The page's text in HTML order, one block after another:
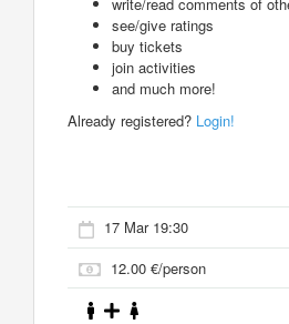
see/give ratings
buy tickets
join activities
and much more!
Already registered? Login!
17 Mar 19:30
12.00 €/person